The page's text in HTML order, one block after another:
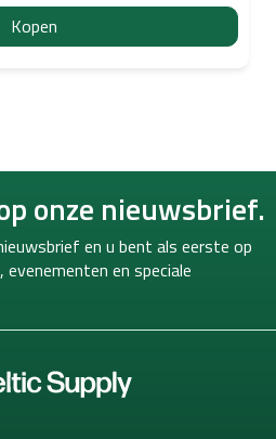
Kopen
onze nieuwsbrief.
en u bent als eerste op
evenementen en speciale